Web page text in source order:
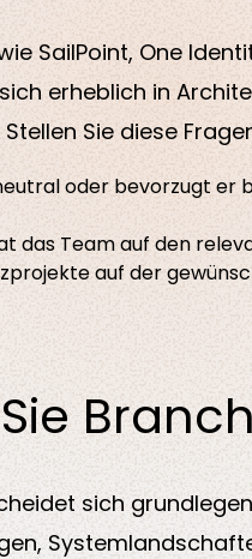
SailPoint, One
erheblich in
Sie diese
oder bevorzugt er
das Team auf den
auf der
sich